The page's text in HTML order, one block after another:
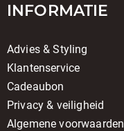
INFORMATIE
Advies & Styling
Klantenservice
Cadeaubon
Privacy & veiligheid
Algemene voorwaarden